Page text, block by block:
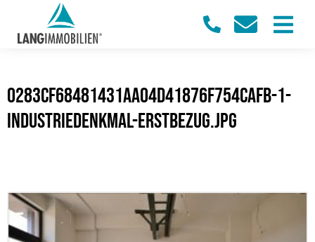
0283cf68481431aa04d41876f754cafb-1-
Industriedenkmal-Erstbezug.jpg